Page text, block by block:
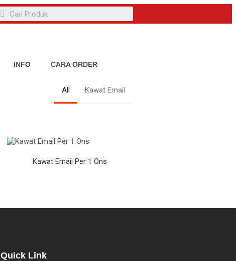
INFO CARA ORDER
All Kawat Email
Kawat Email Per 1 Ons
Quick Link